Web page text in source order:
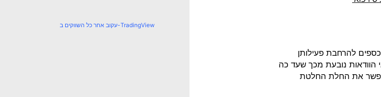
להרחבת פעילותן
הוודאות נובעת מכך שעד כה
את החלת החלטת
עקוב אחר כל השווקים ב-TradingView